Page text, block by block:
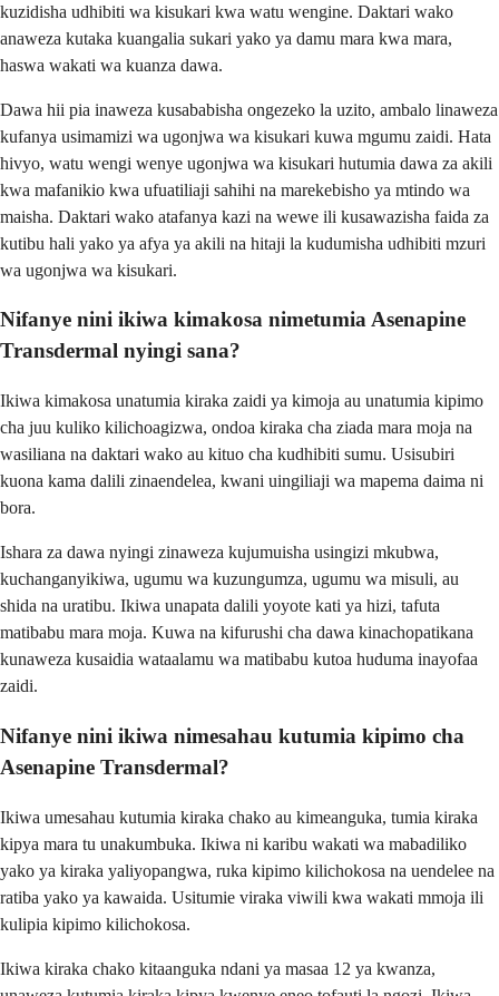
kuzidisha udhibiti wa kisukari kwa watu wengine. Daktari wako
anaweza kutaka kuangalia sukari yako ya damu mara kwa mara,
haswa wakati wa kuanza dawa.
Dawa hii pia inaweza kusababisha ongezeko la uzito, ambalo linaweza
kufanya usimamizi wa ugonjwa wa kisukari kuwa mgumu zaidi. Hata
hivyo, watu wengi wenye ugonjwa wa kisukari hutumia dawa za akili
kwa mafanikio kwa ufuatiliaji sahihi na marekebisho ya mtindo wa
maisha. Daktari wako atafanya kazi na wewe ili kusawazisha faida za
kutibu hali yako ya afya ya akili na hitaji la kudumisha udhibiti mzuri
wa ugonjwa wa kisukari.
Nifanye nini ikiwa kimakosa nimetumia Asenapine
Transdermal nyingi sana?
Ikiwa kimakosa unatumia kiraka zaidi ya kimoja au unatumia kipimo
cha juu kuliko kilichoagizwa, ondoa kiraka cha ziada mara moja na
wasiliana na daktari wako au kituo cha kudhibiti sumu. Usisubiri
kuona kama dalili zinaendelea, kwani uingiliaji wa mapema daima ni
bora.
Ishara za dawa nyingi zinaweza kujumuisha usingizi mkubwa,
kuchanganyikiwa, ugumu wa kuzungumza, ugumu wa misuli, au
shida na uratibu. Ikiwa unapata dalili yoyote kati ya hizi, tafuta
matibabu mara moja. Kuwa na kifurushi cha dawa kinachopatikana
kunaweza kusaidia wataalamu wa matibabu kutoa huduma inayofaa
zaidi.
Nifanye nini ikiwa nimesahau kutumia kipimo cha
Asenapine Transdermal?
Ikiwa umesahau kutumia kiraka chako au kimeanguka, tumia kiraka
kipya mara tu unakumbuka. Ikiwa ni karibu wakati wa mabadiliko
yako ya kiraka yaliyopangwa, ruka kipimo kilichokosa na uendelee na
ratiba yako ya kawaida. Usitumie viraka viwili kwa wakati mmoja ili
kulipia kipimo kilichokosa.
Ikiwa kiraka chako kitaanguka ndani ya masaa 12 ya kwanza,